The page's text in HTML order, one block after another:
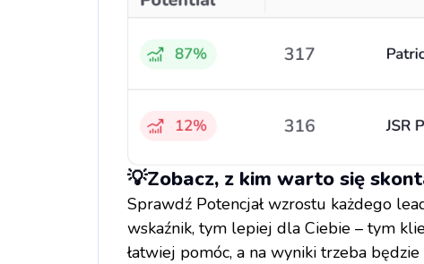
💡Zobacz, z kim warto się
Sprawdź Potencjał wzrostu każdego
wskaźnik, tym lepiej dla Ciebie – tym
łatwiej pomóc, a na wyniki trzeba będzie